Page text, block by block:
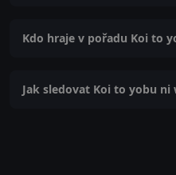
Kdo hraje v pořadu Koi to
Jak sledovat Koi to yobu